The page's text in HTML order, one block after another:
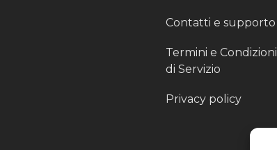
Contatti e supporto
Termini e Condizioni
di Servizio
Privacy policy